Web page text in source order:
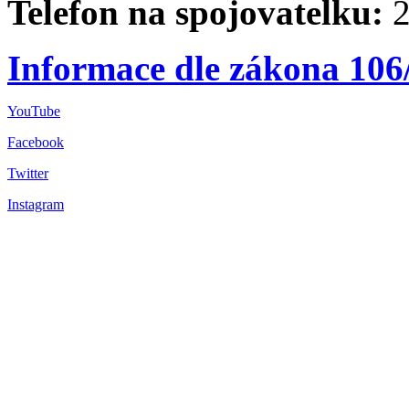
Telefon na spojovatelku:
Informace dle zákona
YouTube
Facebook
Twitter
Instagram